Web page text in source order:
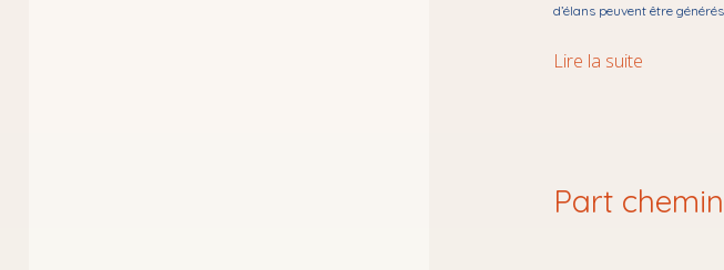
d’élans peuvent être générés.
Lire la suite
Part